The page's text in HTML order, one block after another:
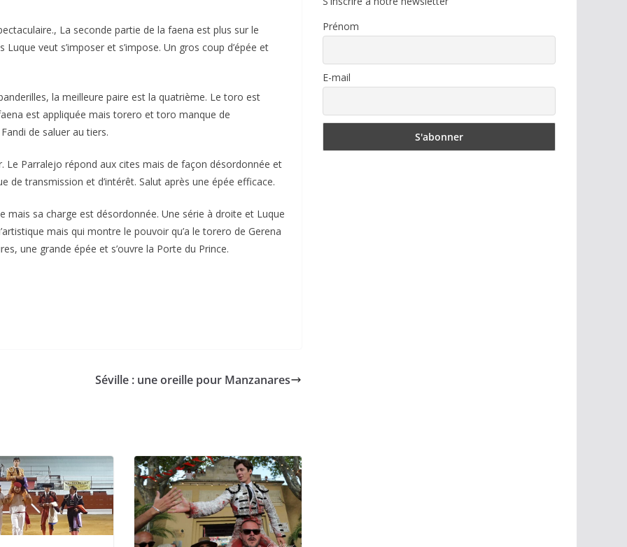
La seconde partie de la faena est plus sur le
veut s’imposer et s’impose. Un gros coup d’épée et
la meilleure paire est la quatrième. Le toro est
est appliquée mais torero et toro manque de
de saluer au tiers.
Le Parralejo répond aux cites mais de façon désordonnée et
de transmission et d’intérêt. Salut après une épée efficace.
mais sa charge est désordonnée. Une série à droite et Luque
mais qui montre le pouvoir qu’a le torero de Gerena
une grande épée et s’ouvre la Porte du Prince.
Séville : une oreille pour Manzanares
Prénom
E-mail